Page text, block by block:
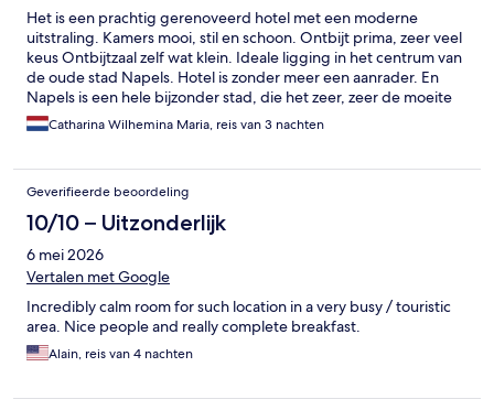
Het is een prachtig gerenoveerd hotel met een moderne
uitstraling. Kamers mooi, stil en schoon. Ontbijt prima, zeer veel
keus Ontbijtzaal zelf wat klein. Ideale ligging in het centrum van
de oude stad Napels. Hotel is zonder meer een aanrader. En
Napels is een hele bijzonder stad, die het zeer, zeer de moeite
waard is om te bezoeken.
Catharina Wilhemina Maria, reis van 3 nachten
Geverifieerde beoordeling
10/10 – Uitzonderlijk
6 mei 2026
Vertalen met Google
Incredibly calm room for such location in a very busy / touristic
area. Nice people and really complete breakfast.
Alain, reis van 4 nachten